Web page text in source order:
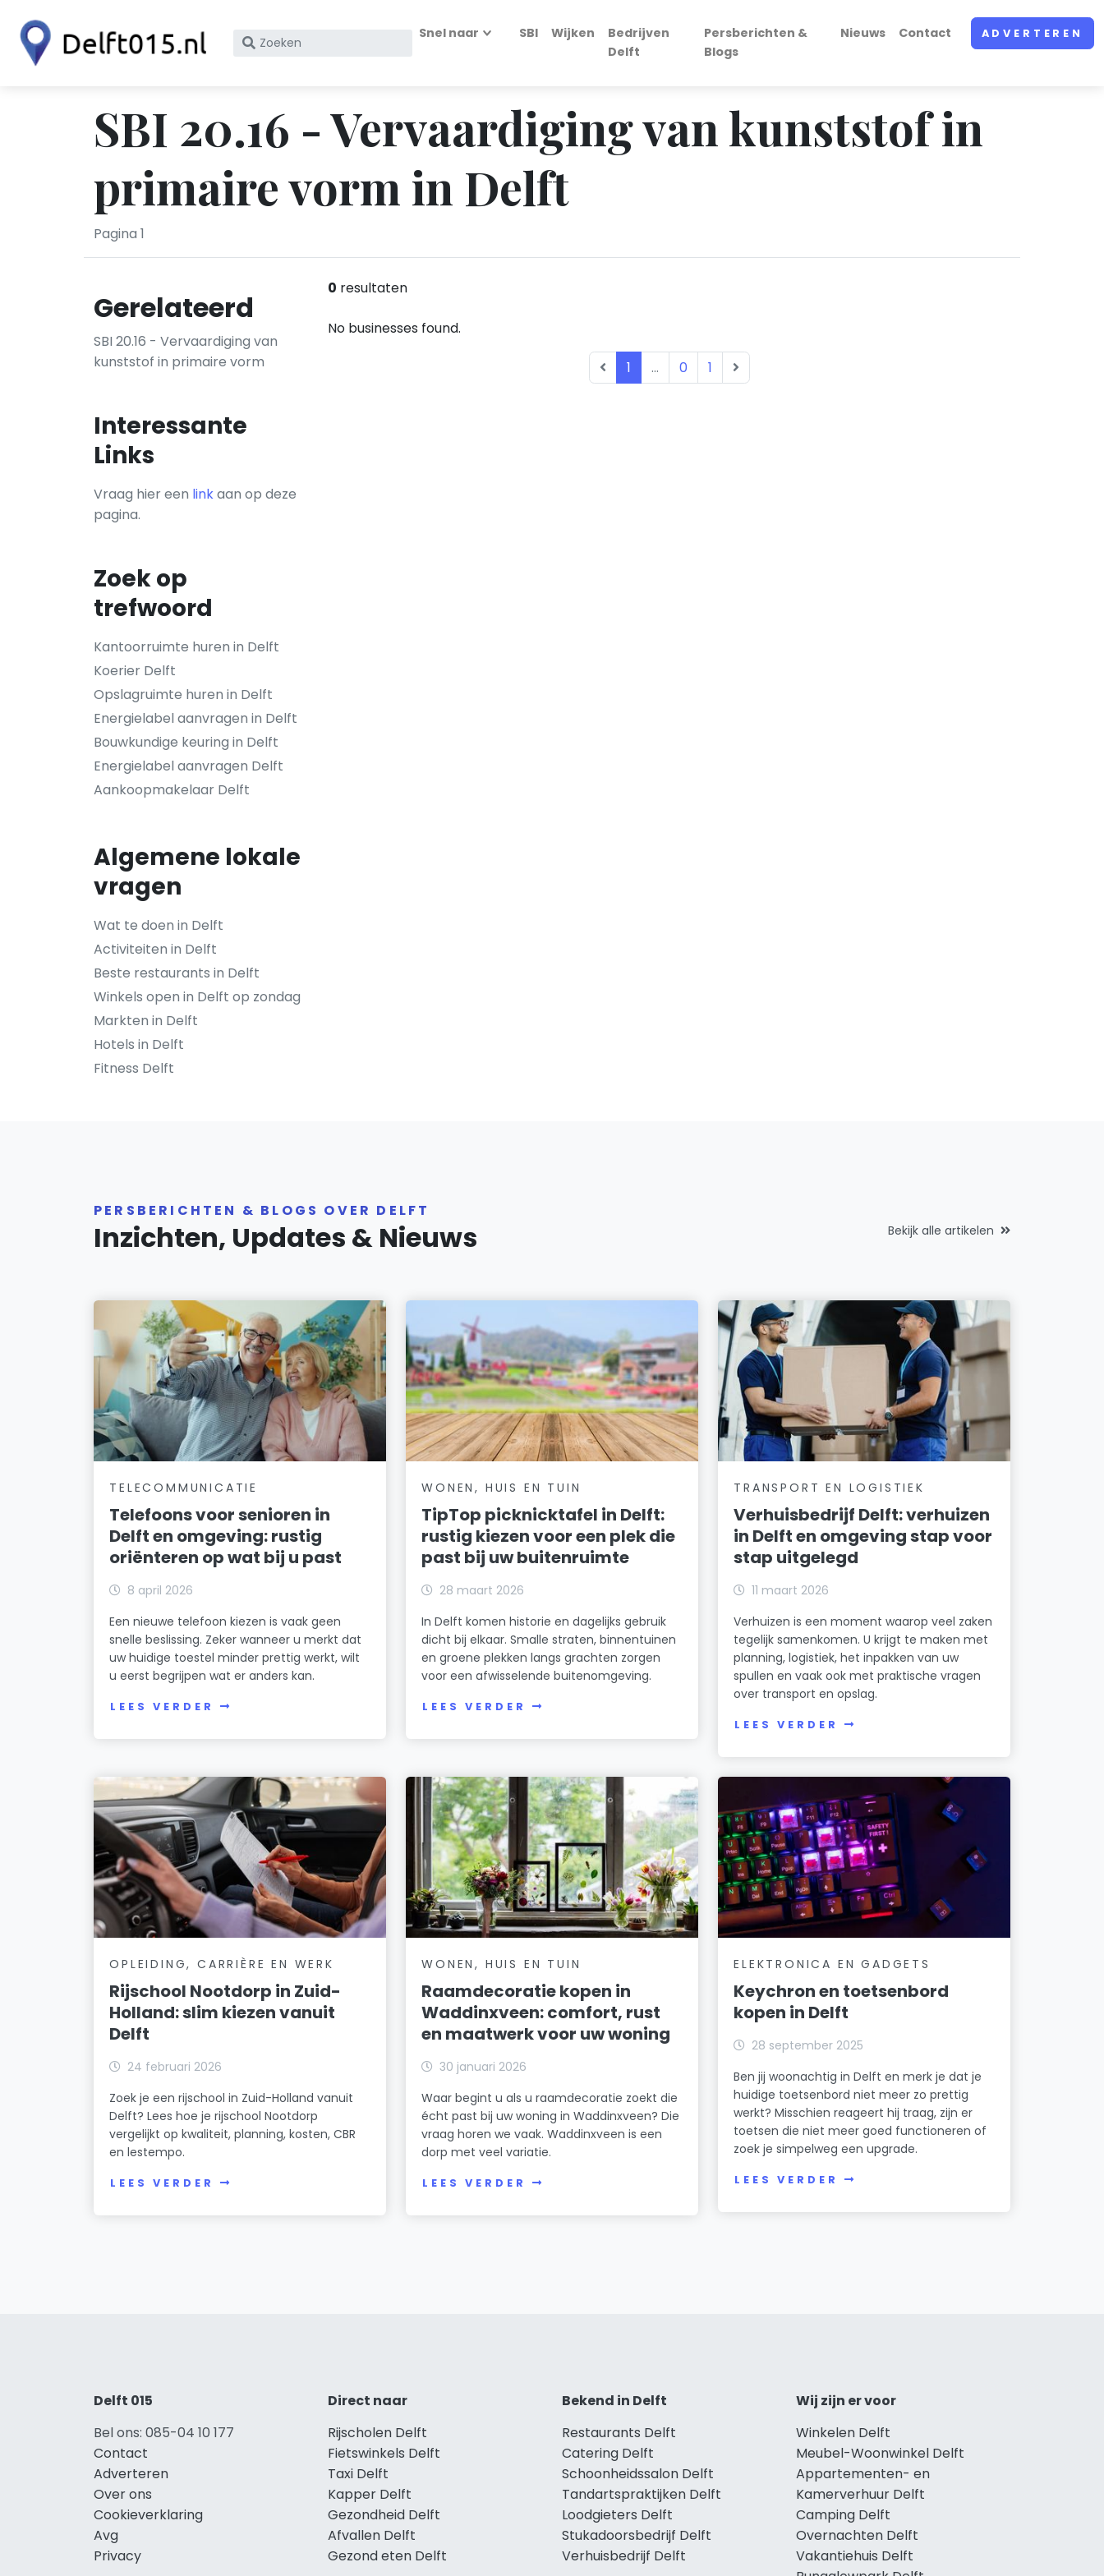
Zoek
KvK
nummer
Snel naar SBI Wijken
Bedrijven
Delft
Persberichten &
Blogs
Nieuws Contact ADVERTEREN
SBI 20.16 - Vervaardiging van kunststof in
primaire vorm in Delft
Pagina 1
Gerelateerd
SBI 20.16 - Vervaardiging van
kunststof in primaire vorm
Interessante
Links
Vraag hier een linkaan op deze
pagina.
Zoek op
trefwoord
Kantoorruimte huren in Delft
Koerier Delft
Opslagruimte huren in Delft
Energielabel aanvragen in Delft
Bouwkundige keuring in Delft
Energielabel aanvragen Delft
Aankoopmakelaar Delft
Algemene lokale
vragen
Wat te doen in Delft
Activiteiten in Delft
Beste restaurants in Delft
Winkels open in Delft op zondag
Markten in Delft
Hotels in Delft
Fitness Delft
0 resultaten
No businesses found.
1 ... 0 1
PERSBERICHTEN & BLOGS OVER DELFT
Inzichten, Updates & Nieuws Bekijk alle artikelen
TELECOMMUNICATIE
Telefoons voor senioren in
Delft en omgeving: rustig
oriënteren op wat bij u past
8 april 2026
Een nieuwe telefoon kiezen is vaak geen
snelle beslissing. Zeker wanneer u merkt dat
uw huidige toestel minder prettig werkt, wilt
u eerst begrijpen wat er anders kan.
LEES VERDER
WONEN, HUIS EN TUIN
TipTop picknicktafel in Delft:
rustig kiezen voor een plek die
past bij uw buitenruimte
28 maart 2026
In Delft komen historie en dagelijks gebruik
dicht bij elkaar. Smalle straten, binnentuinen
en groene plekken langs grachten zorgen
voor een afwisselende buitenomgeving.
LEES VERDER
TRANSPORT EN LOGISTIEK
Verhuisbedrijf Delft: verhuizen
in Delft en omgeving stap voor
stap uitgelegd
11 maart 2026
Verhuizen is een moment waarop veel zaken
tegelijk samenkomen. U krijgt te maken met
planning, logistiek, het inpakken van uw
spullen en vaak ook met praktische vragen
over transport en opslag.
LEES VERDER
OPLEIDING, CARRIÈRE EN WERK
Rijschool Nootdorp in Zuid-
Holland: slim kiezen vanuit
Delft
24 februari 2026
Zoek je een rijschool in Zuid-Holland vanuit
Delft? Lees hoe je rijschool Nootdorp
vergelijkt op kwaliteit, planning, kosten, CBR
en lestempo.
LEES VERDER
WONEN, HUIS EN TUIN
Raamdecoratie kopen in
Waddinxveen: comfort, rust
en maatwerk voor uw woning
30 januari 2026
Waar begint u als u raamdecoratie zoekt die
écht past bij uw woning in Waddinxveen? Die
vraag horen we vaak. Waddinxveen is een
dorp met veel variatie.
LEES VERDER
ELEKTRONICA EN GADGETS
Keychron en toetsenbord
kopen in Delft
28 september 2025
Ben jij woonachtig in Delft en merk je dat je
huidige toetsenbord niet meer zo prettig
werkt? Misschien reageert hij traag, zijn er
toetsen die niet meer goed functioneren of
zoek je simpelweg een upgrade.
LEES VERDER
Delft 015
Bel ons: 085-04 10 177
Contact
Adverteren
Over ons
Cookieverklaring
Avg
Privacy
Direct naar
Rijscholen Delft
Fietswinkels Delft
Taxi Delft
Kapper Delft
Gezondheid Delft
Afvallen Delft
Gezond eten Delft
Bekend in Delft
Restaurants Delft
Catering Delft
Schoonheidssalon Delft
Tandartspraktijken Delft
Loodgieters Delft
Stukadoorsbedrijf Delft
Verhuisbedrijf Delft
Wij zijn er voor
Winkelen Delft
Meubel-Woonwinkel Delft
Appartementen- en
Kamerverhuur Delft
Camping Delft
Overnachten Delft
Vakantiehuis Delft